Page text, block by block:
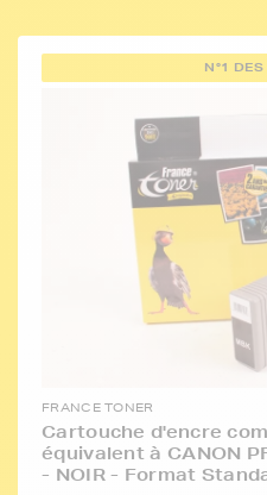
N°1
FRANCE TONER
Cartouche d'encre
équivalent à CANON
- NOIR - Format